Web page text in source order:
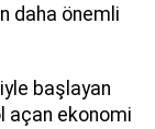
daha önemli
başlayan
açan ekonomi